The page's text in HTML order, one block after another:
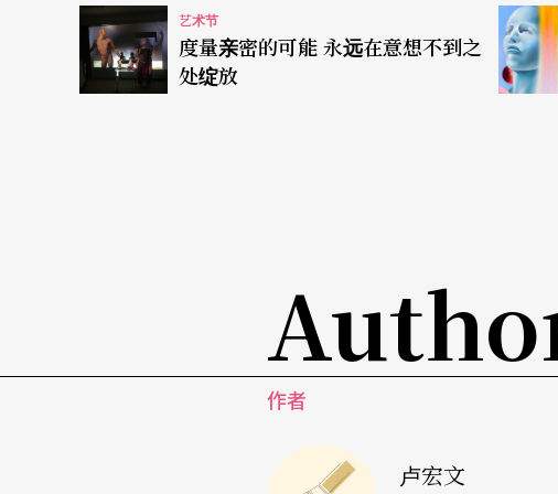
艺术节
度量亲密的可能 永远在意想不到之
处绽放
作者
卢宏文